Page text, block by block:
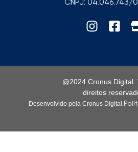
Desenvolvido pela Cronus Digital.
@2024 Cronus Digital.
direitos